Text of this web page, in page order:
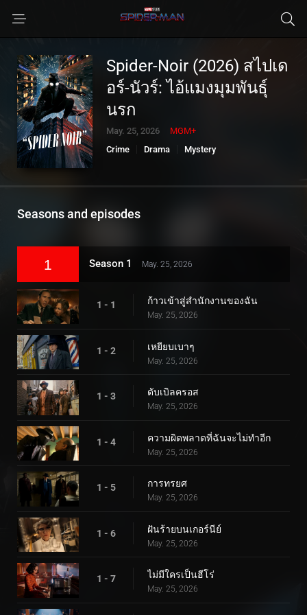
Spider-Noir (2026) สไปเด
อร์-นัวร์: ไอ้แมงมุมพันธุ์
นรก
May. 25, 2026
MGM+
Crime
Drama Mystery
Seasons and episodes
1 Season 1 May. 25, 2026
1 - 1 ก้าวเข้าสู่สำนักงานของฉัน
May. 25, 2026
1 - 2 เหยียบเบาๆ
May. 25, 2026
1 - 3 ดับเบิลครอส
May. 25, 2026
1 - 4 ความผิดพลาดที่ฉันจะไม่ทำอีก
May. 25, 2026
1 - 5 การทรยศ
May. 25, 2026
1 - 6 ฝันร้ายบนเกอร์นีย์
May. 25, 2026
1 - 7 ไม่มีใครเป็นฮีโร่
May. 25, 2026